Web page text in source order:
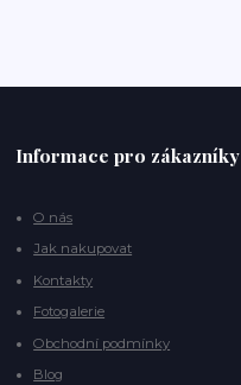
Informace pro zákazníky
O nás
Jak nakupovat
Kontakty
Fotogalerie
Obchodní podmínky
Blog